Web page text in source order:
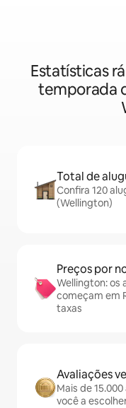
Estatísticas
temporada
Total de
Confira 120
(Wellington)
Preços por
Wellington: os
começam em
taxas
Avaliações
Mais de
você a